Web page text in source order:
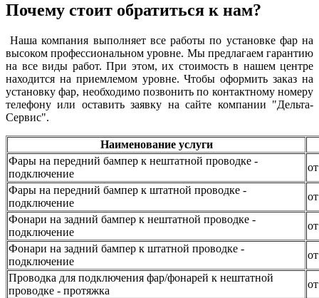
Почему стоит обратиться к нам?
Наша компания выполняет все работы по установке фар на
высоком профессиональном уровне. Мы предлагаем гарантию
на все виды работ. При этом, их стоимость в нашем центре
находится на приемлемом уровне. Чтобы оформить заказ на
установку фар, необходимо позвонить по контактному номеру
телефону или оставить заявку на сайте компании "Дельта-
Сервис".
Наименование услуги
Фары на передний бампер к нештатной проводке -
подключение
Фары на передний бампер к штатной проводке -
подключение
Фонари на задний бампер к нештатной проводке -
подключение
Фонари на задний бампер к штатной проводке -
подключение
Проводка для подключения фар/фонарей к нештатной
проводке - протяжка